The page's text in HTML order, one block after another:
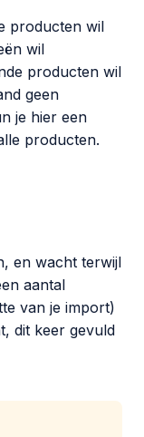
producten wil
wil
producten wil
geen
je hier een
producten.
, en wacht terwijl
aantal
van je import)
dit keer gevuld